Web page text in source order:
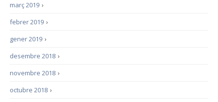
›
març 2019
›
febrer 2019
›
gener 2019
›
desembre 2018
›
novembre 2018
›
octubre 2018